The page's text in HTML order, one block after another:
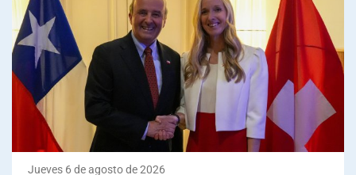
Jueves 6 de agosto de 2026